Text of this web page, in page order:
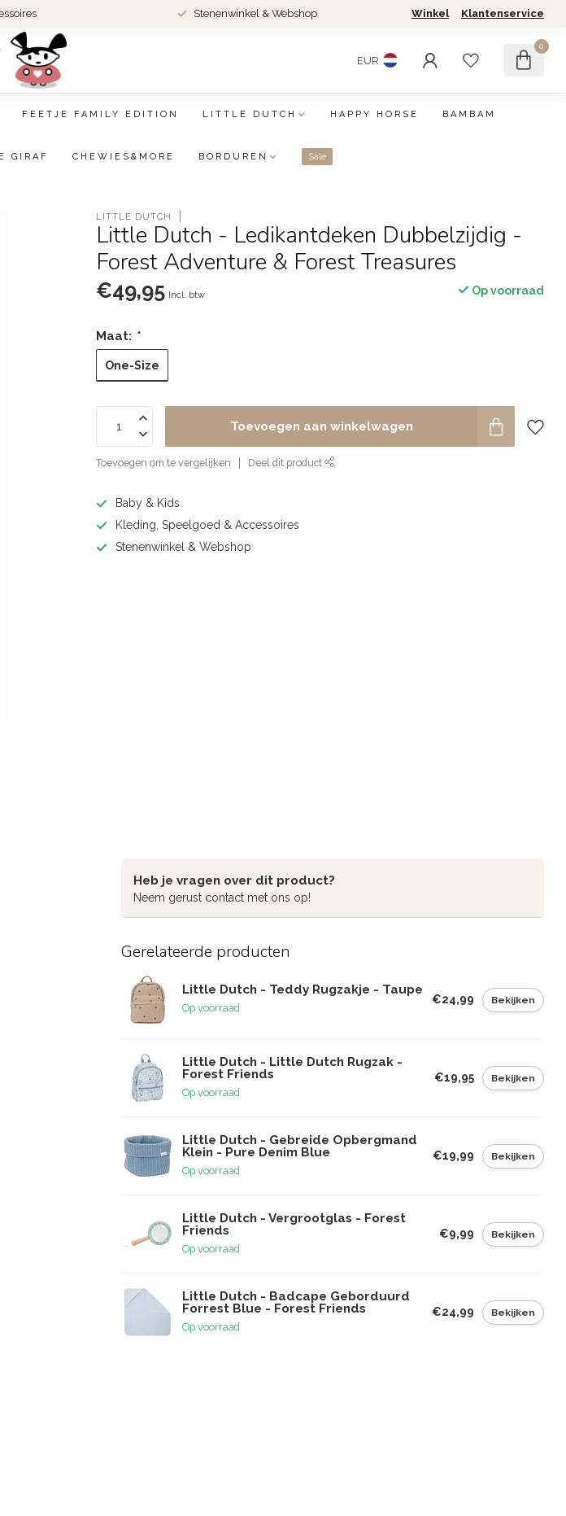
Stenenwinkel & Webshop Winkel Klantenservice
EUR
0
FEETJE FAMILY EDITION LITTLE DUTCH HAPPY HORSE BAMBAM
GIRAF CHEWIES&MORE BORDUREN Sale
LITTLE DUTCH
Little Dutch - Ledikantdeken Dubbelzijdig -
Forest Adventure & Forest Treasures
€49,95 Incl. btw Op voorraad
Maat: *
One-Size
Toevoegen aan winkelwagen
Toevoegen om te vergelijken Deel dit product
Baby & Kids
Kleding, Speelgoed & Accessoires
Stenenwinkel & Webshop
Heb je vragen over dit product?
Neem gerust contact met ons op!
Gerelateerde producten
Little Dutch - Teddy Rugzakje - Taupe
Op voorraad
€24,99 Bekijken
Little Dutch - Little Dutch Rugzak -
Forest Friends
Op voorraad
€19,95 Bekijken
Little Dutch - Gebreide Opbergmand
Klein - Pure Denim Blue
Op voorraad
€19,99 Bekijken
Little Dutch - Vergrootglas - Forest
Friends
Op voorraad
€9,99 Bekijken
Little Dutch - Badcape Geborduurd
Forrest Blue - Forest Friends
Op voorraad
€24,99 Bekijken